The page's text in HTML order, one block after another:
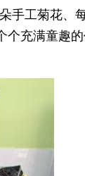
手工菊花、
个充满童趣